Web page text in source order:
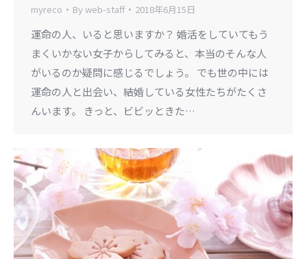
myreco Byweb-staff 2018年6月15日
運命の人、いると思いますか？ 婚活をしていてもう
まくいかない女子からしてみると、本当のそんな人
がいるのか疑問に感じるでしょう。 でも世の中には
運命の人と出会い、結婚している女性たちがたくさ
んいます。 きっと、ビビッときた…